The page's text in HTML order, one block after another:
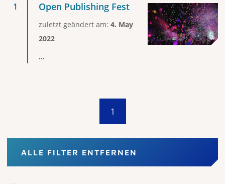
Open Publishing Fest
zuletzt geändert am: 4. May
2022
...
1
ALLE FILTER ENTFERNEN